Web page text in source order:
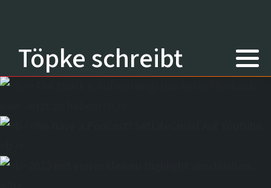
Töpke schreibt